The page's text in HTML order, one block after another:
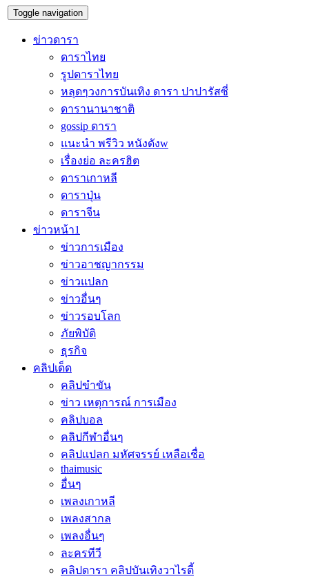
Toggle navigation
ข่าวดารา
ดาราไทย
รูปดาราไทย
หลุดๆวงการบันเทิง ดารา ปาปารัสซี่
ดารานานาชาติ
gossip ดารา
แนะนำ พรีวิว หนังดังw
เรื่องย่อ ละครฮิต
ดาราเกาหลี
ดาราปุ่น
ดาราจีน
ข่าวหน้า1
ข่าวการเมือง
ข่าวอาชญากรรม
ข่าวแปลก
ข่าวอื่นๆ
ข่าวรอบโลก
ภัยพิบัติ
ธุรกิจ
คลิปเด็ด
คลิปขำขัน
ข่าว เหตุการณ์ การเมือง
คลิปบอล
คลิปกีฬาอื่นๆ
คลิปแปลก มหัศจรรย์ เหลือเชื่อ
thaimusic
อื่นๆ
เพลงเกาหลี
เพลงสากล
เพลงอื่นๆ
ละครทีวี
คลิปดารา คลิปบันเทิงวาไรตี้